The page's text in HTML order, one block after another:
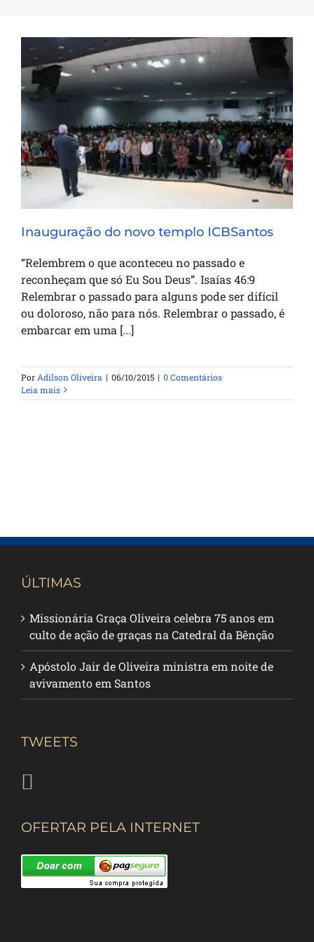
Inauguração do novo templo ICBSantos
Inauguração do novo templo ICBSantos
“Relembrem o que aconteceu no passado e
reconheçam que só Eu Sou Deus”. Isaías 46:9
Relembrar o passado para alguns pode ser difícil
ou doloroso, não para nós. Relembrar o passado, é
embarcar em uma [...]
PorAdilson Oliveira | 06/10/2015 | 0 Comentários
Leia mais
ÚLTIMAS
Missionária Graça Oliveira celebra 75 anos em
culto de ação de graças na Catedral da Bênção
Apóstolo Jair de Oliveira ministra em noite de
avivamento em Santos
TWEETS
OFERTAR PELA INTERNET